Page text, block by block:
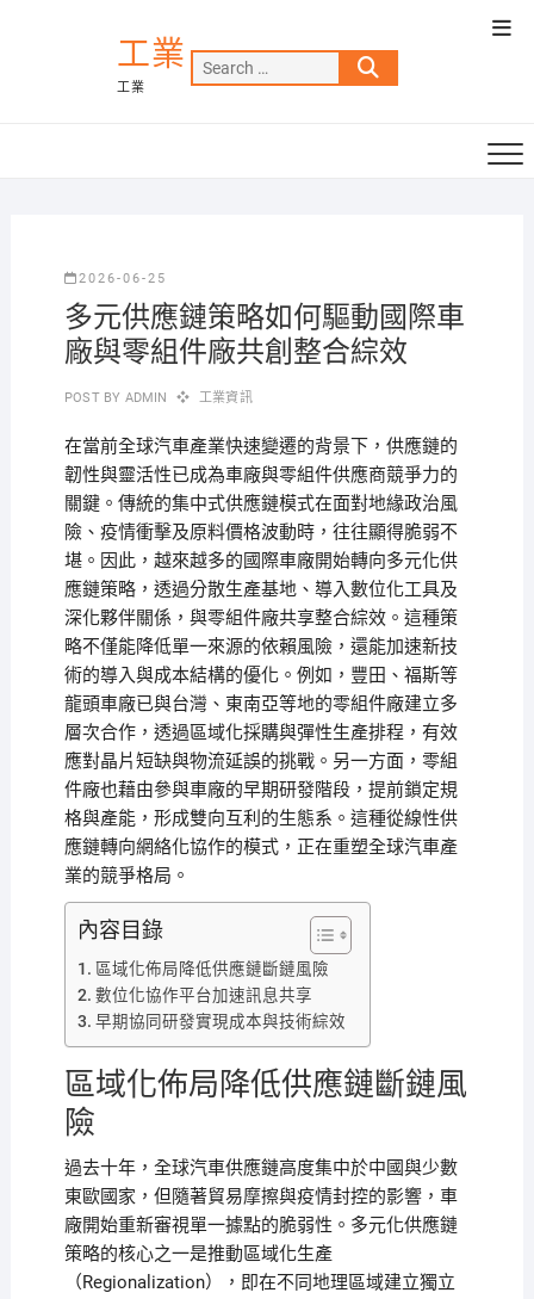
工業
工業
Search
…
2026-06-25
多元供應鏈策略如何驅動國際車
廠與零組件廠共創整合綜效
POST BY ADMIN 工業資訊
在當前全球汽車產業快速變遷的背景下，供應鏈的
韌性與靈活性已成為車廠與零組件供應商競爭力的
關鍵。傳統的集中式供應鏈模式在面對地緣政治風
險、疫情衝擊及原料價格波動時，往往顯得脆弱不
堪。因此，越來越多的國際車廠開始轉向多元化供
應鏈策略，透過分散生產基地、導入數位化工具及
深化夥伴關係，與零組件廠共享整合綜效。這種策
略不僅能降低單一來源的依賴風險，還能加速新技
術的導入與成本結構的優化。例如，豐田、福斯等
龍頭車廠已與台灣、東南亞等地的零組件廠建立多
層次合作，透過區域化採購與彈性生產排程，有效
應對晶片短缺與物流延誤的挑戰。另一方面，零組
件廠也藉由參與車廠的早期研發階段，提前鎖定規
格與產能，形成雙向互利的生態系。這種從線性供
應鏈轉向網絡化協作的模式，正在重塑全球汽車產
業的競爭格局。
內容目錄
區域化佈局降低供應鏈斷鏈風險
數位化協作平台加速訊息共享
早期協同研發實現成本與技術綜效
區域化佈局降低供應鏈斷鏈風
險
過去十年，全球汽車供應鏈高度集中於中國與少數
東歐國家，但隨著貿易摩擦與疫情封控的影響，車
廠開始重新審視單一據點的脆弱性。多元化供應鏈
策略的核心之一是推動區域化生產
（Regionalization），即在不同地理區域建立獨立